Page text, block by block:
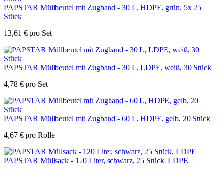
PAPSTAR Müllbeutel mit Zugband - 30 L, HDPE, grün, 5x 25
Stück
13,61 € pro Set
PAPSTAR Müllbeutel mit Zugband - 30 L, LDPE, weiß, 30 Stück
4,78 € pro Set
PAPSTAR Müllbeutel mit Zugband - 60 L, HDPE, gelb, 20 Stück
4,67 € pro Rolle
PAPSTAR Müllsack - 120 Liter, schwarz, 25 Stück, LDPE